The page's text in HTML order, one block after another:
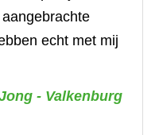
echt met mij
- Valkenburg